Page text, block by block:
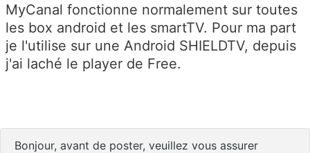
MyCanal fonctionne normalement sur toutes
les box android et les smartTV. Pour ma part
je l'utilise sur une Android SHIELDTV, depuis
j'ai laché le player de Free.
Bonjour, avant de poster, veuillez vous assurer